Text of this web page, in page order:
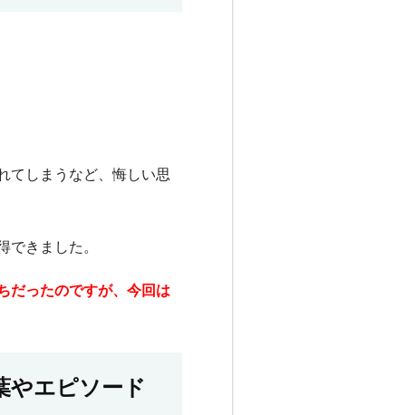
てしまうなど、悔しい思
できました。
だったのですが、今回は
やエピソード